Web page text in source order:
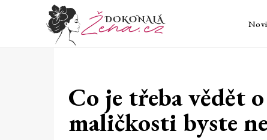
Co je třeba vědět
maličkosti byste